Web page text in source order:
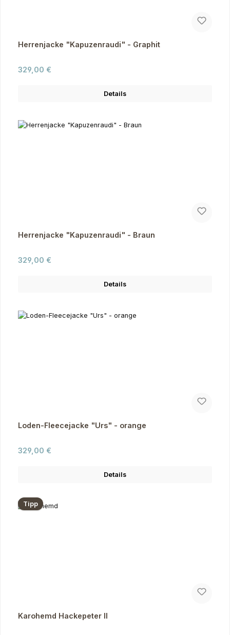
Herrenjacke "Kapuzenraudi" - Graphit
Regulärer Preis:
329,00 €
Details
Herrenjacke "Kapuzenraudi" - Braun
Regulärer Preis:
329,00 €
Details
Loden-Fleecejacke "Urs" - orange
Regulärer Preis:
329,00 €
Details
Tipp
Karohemd Hackepeter II